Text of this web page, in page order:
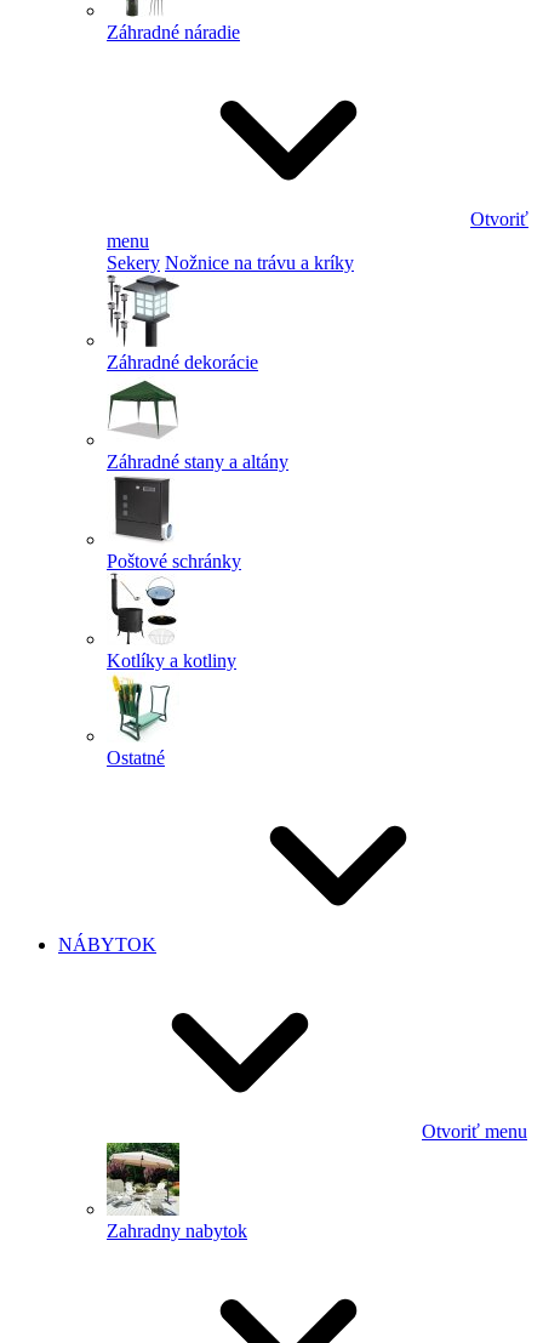
Záhradné náradie
Otvoriť
menu
Sekery Nožnice na trávu a kríky
Záhradné dekorácie
Záhradné stany a altány
Poštové schránky
Kotlíky a kotliny
Ostatné
NÁBYTOK
Otvoriť menu
Zahradny nabytok